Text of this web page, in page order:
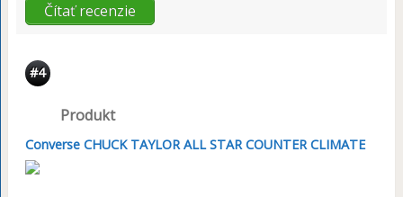
Čítať recenzie
#4
Produkt
Converse CHUCK TAYLOR ALL STAR COUNTER CLIMATE